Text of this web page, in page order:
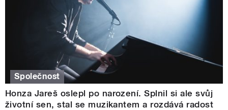
Společnost
Honza Jareš oslepl po narození. Splnil si ale svůj
životní sen, stal se muzikantem a rozdává radost